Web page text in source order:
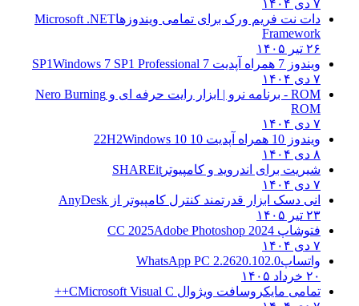
۷ دی ۱۴۰۴
دات نت فریم ورک برای تمامی ویندوزهاMicrosoft .NET
Framework
۲۶ تیر ۱۴۰۵
ویندوز 7 همراه آپدیت 7 SP1
Windows 7 SP1 Professional
۷ دی ۱۴۰۴
ROM - برنامه نرو | ابزار رایت حرفه ای و
Nero Burning
ROM
۷ دی ۱۴۰۴
ویندوز 10 همراه آپدیت 10 22H2
Windows 10
۸ دی ۱۴۰۴
شیریت برای اندروید و کامپیوتر SHAREit
۷ دی ۱۴۰۴
انی دسک ابزار قدرتمند کنترل کامپیوتر از AnyDesk
۲۳ تیر ۱۴۰۵
فتوشاپ CC 2025 Adobe Photoshop 2024
۷ دی ۱۴۰۴
واتساپWhatsApp PC 2.2620.102.0
۲۰ خرداد ۱۴۰۵
تمامی مایکروسافت ویژوال C Microsoft Visual C++